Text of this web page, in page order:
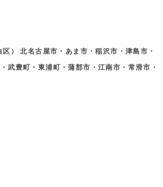
） 北名古屋市・あま市・稲沢市・津島市・
武豊町・東浦町・蒲郡市・江南市・常滑市・